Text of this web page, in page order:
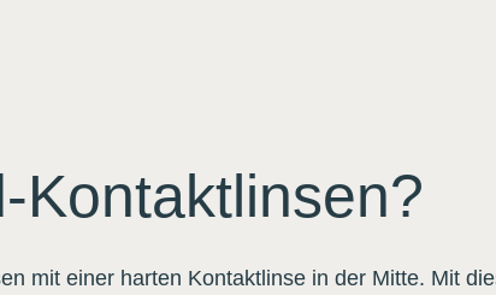
Kontaktlinsen?
mit einer harten Kontaktlinse in der Mitte. Mit